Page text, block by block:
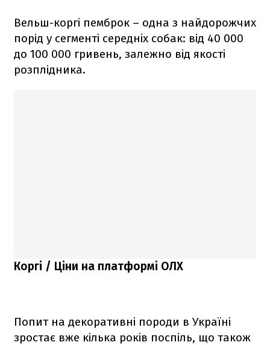
Вельш-коргі пемброк – одна з найдорожчих
порід у сегменті середніх собак: від 40 000
до 100 000 гривень, залежно від якості
розплідника.
Коргі / Ціни на платформі ОЛХ
Попит на декоративні породи в Україні
зростає вже кілька років поспіль, що також